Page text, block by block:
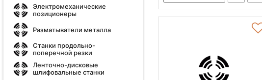
Электромеханические
позиционеры
Разматыватели металла
Станки продольно-
поперечной резки
Ленточно-дисковые
шлифовальные станки